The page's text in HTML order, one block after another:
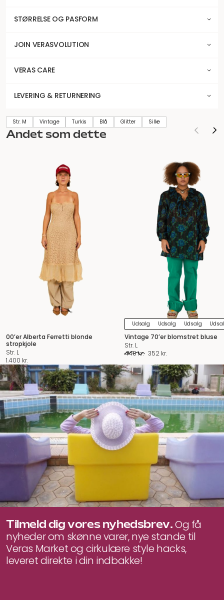
STØRRELSE OG PASFORM
JOIN VERASVOLUTION
VERAS CARE
LEVERING & RETURNERING
Str. M Vintage Turkis Blå Glitter Silke
Andet som dette
00’er Alberta Ferretti blonde
stropkjole
Str. L
1.400 kr.
Udsalg Udsalg Udsalg
Vintage 70’er blomstret bluse
Str. L
440kr. Original
was:
440 kr..
352 kr.
is:
352 kr..
Tilmeld dig vores nyhedsbrev.Og få
nyheder om skønne varer, nye stande til
Veras Market og cirkulære style hacks,
leveret direkte i din indbakke!